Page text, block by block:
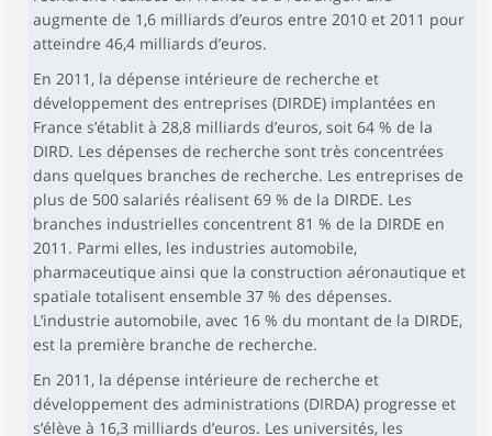
augmente de 1,6 milliards d’euros entre 2010 et 2011 pour
atteindre 46,4 milliards d’euros.
En 2011, la dépense intérieure de recherche et
développement des entreprises (DIRDE) implantées en
France s’établit à 28,8 milliards d’euros, soit 64 % de la
DIRD. Les dépenses de recherche sont très concentrées
dans quelques branches de recherche. Les entreprises de
plus de 500 salariés réalisent 69 % de la DIRDE. Les
branches industrielles concentrent 81 % de la DIRDE en
2011. Parmi elles, les industries automobile,
pharmaceutique ainsi que la construction aéronautique et
spatiale totalisent ensemble 37 % des dépenses.
L’industrie automobile, avec 16 % du montant de la DIRDE,
est la première branche de recherche.
En 2011, la dépense intérieure de recherche et
développement des administrations (DIRDA) progresse et
s’élève à 16,3 milliards d’euros. Les universités, les